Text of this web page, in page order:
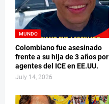
MUNDO
Colombiano fue asesinado
frente a su hija de 3 años por
agentes del ICE en EE.UU.
July 14, 2026